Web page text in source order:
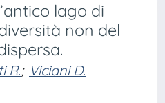
lago di
non del
R.; Viciani D.